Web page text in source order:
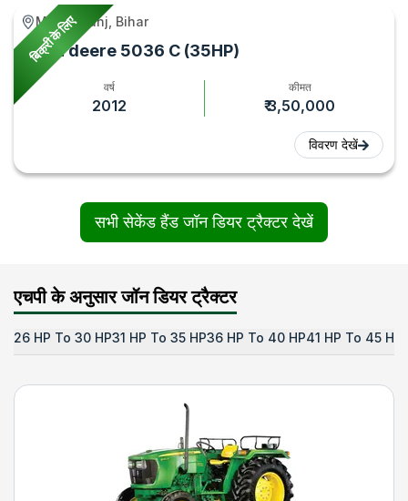
बिक्री के लिए
Modanganj, Bihar
John deere 5036 C (35HP)
वर्ष
2012
कीमत
₹ 3,50,000
विवरण देखें
सभी सेकेंड हैंड जॉन डियर ट्रैक्टर देखें
एचपी के अनुसार जॉन डियर ट्रैक्टर
26 HP To 30 HP31 HP To 35 HP36 HP To 40 HP41 HP To 45 HP